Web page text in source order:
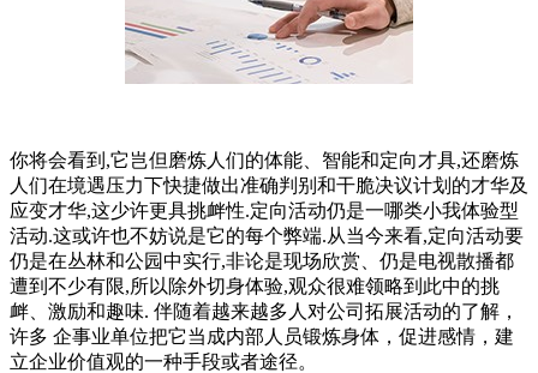
你将会看到,它岂但磨炼人们的体能、智能和定向才具,还磨炼
人们在境遇压力下快捷做出准确判别和干脆决议计划的才华及
应变才华,这少许更具挑衅性.定向活动仍是一哪类小我体验型
活动.这或许也不妨说是它的每个弊端.从当今来看,定向活动要
仍是在丛林和公园中实行,非论是现场欣赏、仍是电视散播都
遭到不少有限,所以除外切身体验,观众很难领略到此中的挑
衅、激励和趣味. 伴随着越来越多人对公司拓展活动的了解，
许多 企事业单位把它当成内部人员锻炼身体，促进感情，建
立企业价值观的一种手段或者途径。